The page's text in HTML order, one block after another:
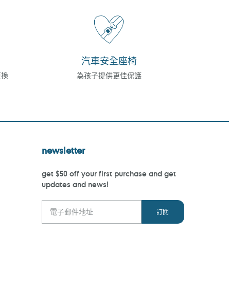
汽車安全座椅
為孩子提供更佳保護
newsletter
get $50 off your first purchase and get
updates and news!